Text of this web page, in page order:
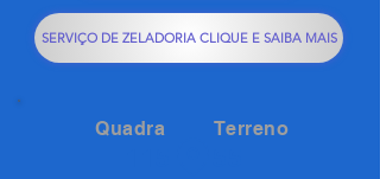
SERVIÇO DE ZELADORIA CLIQUE E SAIBA MAIS
Quadra Terreno